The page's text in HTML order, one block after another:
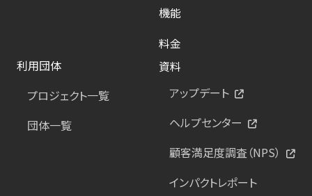
機能
料金
利用団体
プロジェクト一覧
団体一覧
資料
アップデート
ヘルプセンター
顧客満足度調査（NPS）
インパクトレポート